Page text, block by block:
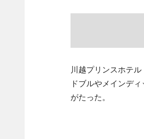
川越プリンスホテ
ドブルやメインデ
がたった。